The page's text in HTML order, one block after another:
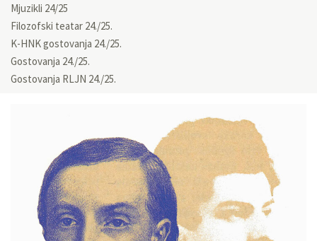
Mjuzikli 24/25
Filozofski teatar 24./25.
K-HNK gostovanja 24./25.
Gostovanja 24./25.
Gostovanja RLJN 24./25.